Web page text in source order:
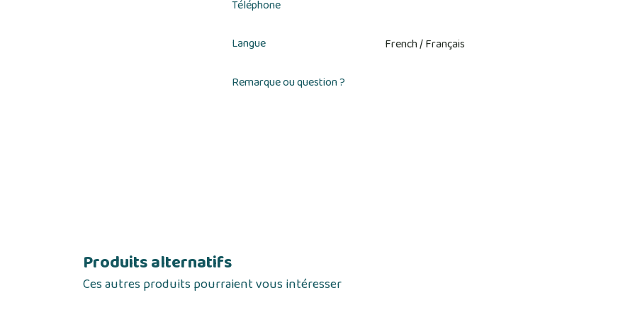
Téléphone
Langue
Remarque ou question ?
Produits alternatifs
Ces autres produits pourraient vous intéresser